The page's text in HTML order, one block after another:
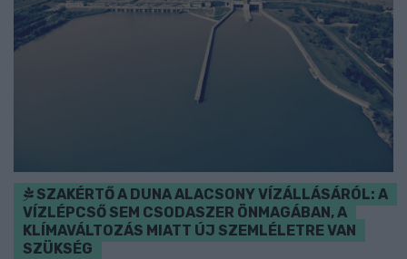
SZAKÉRTŐ A DUNA ALACSONY VÍZÁLLÁSÁRÓL: A
VÍZLÉPCSŐ SEM CSODASZER ÖNMAGÁBAN, A
KLÍMAVÁLTOZÁS MIATT ÚJ SZEMLÉLETRE VAN
SZÜKSÉG